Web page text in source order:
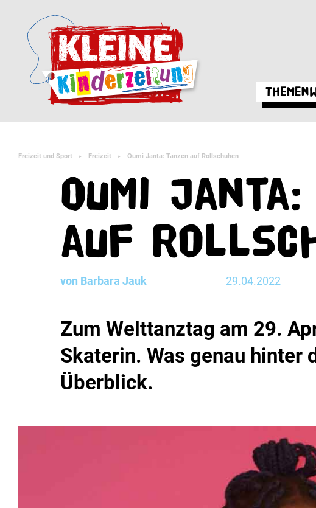
Freizeit und Sport ► Freizeit ► Oumi Janta: Tanzen auf Rollschuhen
Oumi
auf
von Barbara Jauk 29.04.2022
Zum Welttanztag am 29.
Skaterin. Was genau hinter
Überblick.